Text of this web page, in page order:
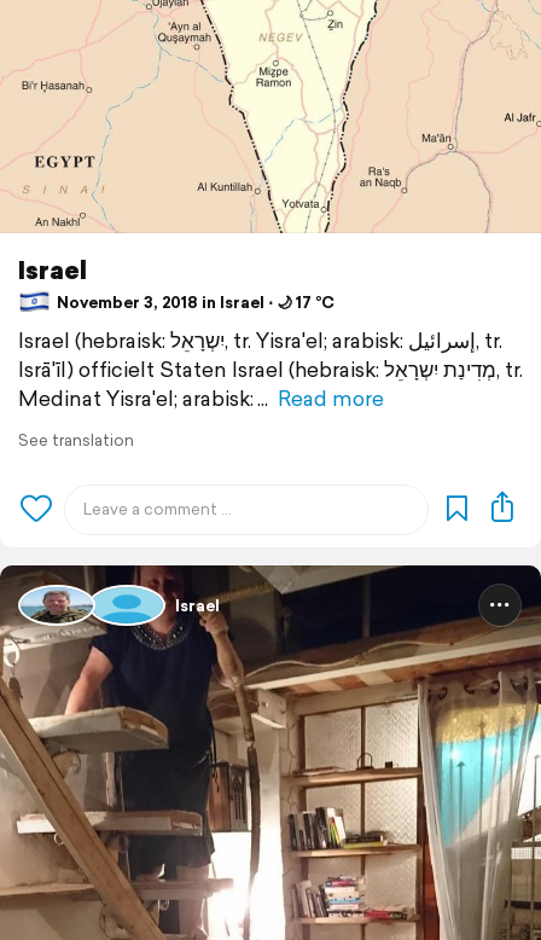
Israel
November 3, 2018 in Israel ⋅ 🌙 17 °C
Israel (hebraisk: יִשְרָאֵל, tr. Yisra'el; arabisk: إسرائيل, tr.
Isrā'īl) officielt Staten Israel (hebraisk: מְדִינַת יִשְרָאֵל, tr.
Medinat Yisra'el; arabisk:
Read more
See translation
Israel